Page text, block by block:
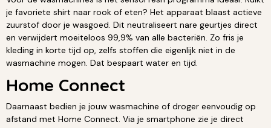
je favoriete shirt naar rook of eten? Het apparaat blaast actieve
zuurstof door je wasgoed. Dit neutraliseert nare geurtjes direct
en verwijdert moeiteloos 99,9% van alle bacteriën. Zo fris je
kleding in korte tijd op, zelfs stoffen die eigenlijk niet in de
wasmachine mogen. Dat bespaart water en tijd.
Home Connect
Daarnaast bedien je jouw wasmachine of droger eenvoudig op
afstand met Home Connect. Via je smartphone zie je direct